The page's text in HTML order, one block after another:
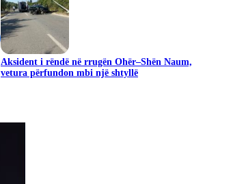
Aksident i rëndë në rrugën Ohër–Shën Naum,
vetura përfundon mbi një shtyllë